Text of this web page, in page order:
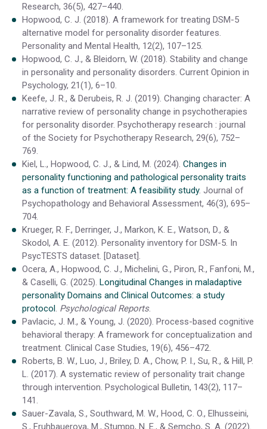
Research, 36(5), 427–440.
Hopwood, C. J. (2018). A framework for treating DSM-5
alternative model for personality disorder features.
Personality and Mental Health, 12(2), 107–125.
Hopwood, C. J., & Bleidorn, W. (2018). Stability and change
in personality and personality disorders. Current Opinion in
Psychology, 21(1), 6–10.
Keefe, J. R., & Derubeis, R. J. (2019). Changing character: A
narrative review of personality change in psychotherapies
for personality disorder. Psychotherapy research : journal
of the Society for Psychotherapy Research, 29(6), 752–
769.
Kiel, L., Hopwood, C. J., & Lind, M. (2024). Changes in
personality functioning and pathological personality traits
as a function of treatment: A feasibility study. Journal of
Psychopathology and Behavioral Assessment, 46(3), 695–
704.
Krueger, R. F., Derringer, J., Markon, K. E., Watson, D., &
Skodol, A. E. (2012). Personality inventory for DSM-5. In
PsycTESTS dataset. [Dataset].
Ocera, A., Hopwood, C. J., Michelini, G., Piron, R., Fanfoni, M.,
& Caselli, G. (2025). Longitudinal Changes in maladaptive
personality Domains and Clinical Outcomes: a study
protocol. Psychological Reports.
Pavlacic, J. M., & Young, J. (2020). Process-based cognitive
behavioral therapy: A framework for conceptualization and
treatment. Clinical Case Studies, 19(6), 456–472.
Roberts, B. W., Luo, J., Briley, D. A., Chow, P. I., Su, R., & Hill, P.
L. (2017). A systematic review of personality trait change
through intervention. Psychological Bulletin, 143(2), 117–
141.
Sauer-Zavala, S., Southward, M. W., Hood, C. O., Elhusseini,
S., Fruhbauerova, M., Stumpp, N. E., & Semcho, S. A. (2022).